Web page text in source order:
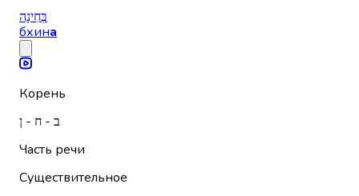
בְּחִינָה
бхина
Корень
ב - ח - ן
Часть речи
Существительное